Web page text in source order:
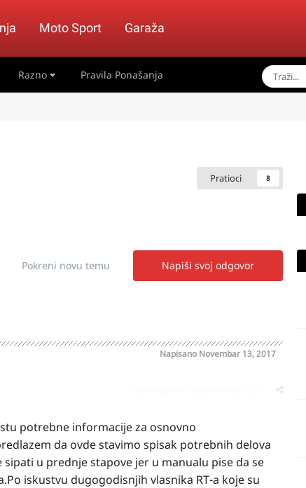
Moto Sport Garaža
Razno Pravila Ponašanja
Pratioci 8
Napiši svoj odgovor
Pokreni novu temu
Napisano Novembar 13, 2017
potrebne informacije za osnovno
da ovde stavimo spisak potrebnih delova
u prednje stapove jer u manualu pise da se
iskustvu dugogodisnjih vlasnika RT-a koje su